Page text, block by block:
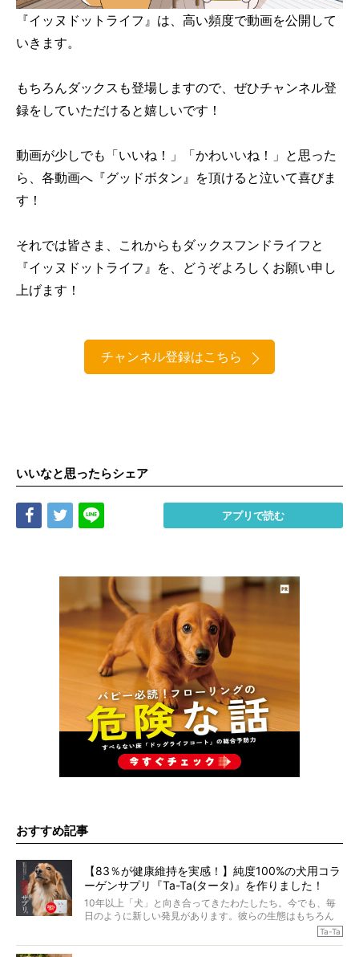
『イッヌドットライフ』は、高い頻度で動画を公開して
いきます。
もちろんダックスも登場しますので、ぜひチャンネル登
録をしていただけると嬉しいです！
動画が少しでも「いいね！」「かわいいね！」と思った
ら、各動画へ『グッドボタン』を頂けると泣いて喜びま
す！
それでは皆さま、これからもダックスフンドライフと
『イッヌドットライフ』を、どうぞよろしくお願い申し
上げます！
チャンネル登録はこちら
いいなと思ったらシェア
Share Tweet アプリで読む
おすすめ記事
【83％が健康維持を実感！】純度100%の犬用コラ
ーゲンサプリ『Ta-Ta(タータ)』を作りました！
10年以上「犬」と向き合ってきたわたしたち。今でも、毎
日のように新しい発見があります。彼らの生態はもちろん
のこと、「食事」に関することも同じです。昔の犬は25年
Ta-Ta